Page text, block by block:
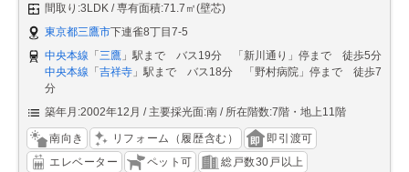
間取り:3LDK
専有面積:71.7㎡(壁芯)
東京都三鷹市下連雀8丁目7-5
中央本線 「三鷹 」駅まで バス19分 「新川通り」停まで 徒歩5分
中央本線 「吉祥寺 」駅まで バス18分 「野村病院」停まで 徒歩7
分
築年月:2002年12月
主要採光面:南 所在階数:7階・地上11階
南向き リフォーム（履歴含む）
即引渡可
エレベーター
ペット可
総戸数30戸以上